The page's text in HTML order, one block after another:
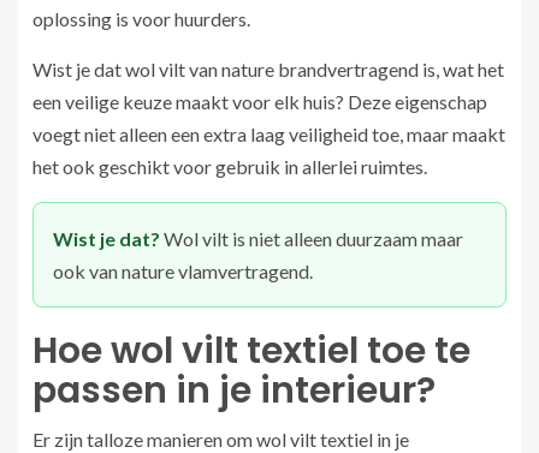
oplossing is voor huurders.
Wist je dat wol vilt van nature brandvertragend is, wat het
een veilige keuze maakt voor elk huis? Deze eigenschap
voegt niet alleen een extra laag veiligheid toe, maar maakt
het ook geschikt voor gebruik in allerlei ruimtes.
Wist je dat? Wol vilt is niet alleen duurzaam maar
ook van nature vlamvertragend.
Hoe wol vilt textiel toe te
passen in je interieur?
Er zijn talloze manieren om wol vilt textiel in je